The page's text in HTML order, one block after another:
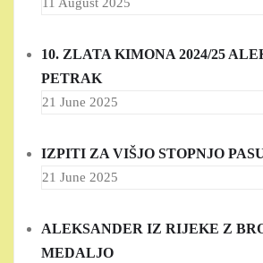
11 August 2025
10. ZLATA KIMONA 2024/25
PETRAK
21 June 2025
IZPITI ZA VIŠJO STOPNJO
21 June 2025
ALEKSANDER IZ RIJEKE Z
MEDALJO